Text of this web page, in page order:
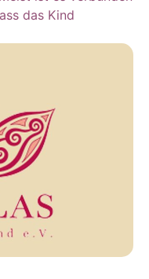
das Kind